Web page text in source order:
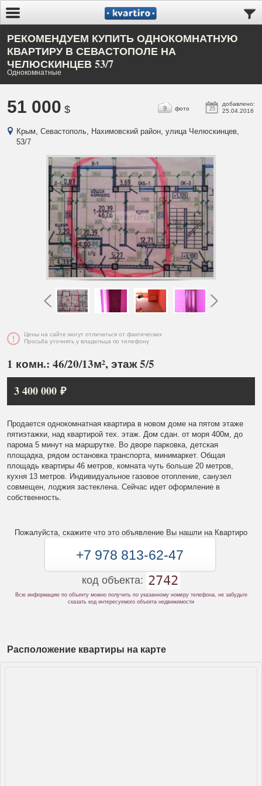
РЕКОМЕНДУЕМ КУПИТЬ ОДНОКОМНАТНУЮ
КВАРТИРУ В СЕВАСТОПОЛЕ НА
ЧЕЛЮСКИНЦЕВ 53/7
Однокомнатные
51 000 $ 25
добавлено:
25.04.2016
9 фото
Крым, Севастополь, Нахимовский район, улица Челюскинцев,
53/7
Цены на сайте могут отличаться от фактических
Просьба уточнять у владельца по телефону
1 комн.: 46/20/13м², этаж 5/5
3 400 000 ₽
Продается однокомнатная квартира в новом доме на пятом этаже
пятиэтажки, над квартирой тех. этаж. Дом сдан. от моря 400м, до
парома 5 минут на маршрутке. Во дворе парковка, детская
площадка, рядом остановка транспорта, минимаркет. Общая
площадь квартиры 46 метров, комната чуть больше 20 метров,
кухня 13 метров. Индивидуальное газовое отопление, санузел
совмещен, лоджия застеклена. Сейчас идет оформление в
собственность.
Пожалуйста, скажите что это объявление Вы нашли на Квартиро
+7 978 813-62-47
код объекта: 2742
Всю информацию по объекту можно получить по указанному номеру телефона, не забудьте
сказать код интересуемого объекта недвижимости
Расположение квартиры на карте